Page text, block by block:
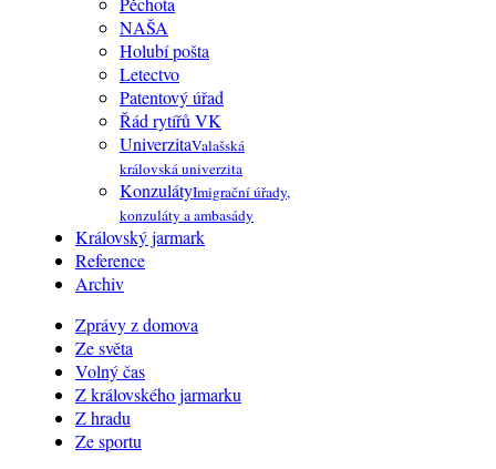
NAŠA
Holubí pošta
Letectvo
Patentový úřad
Řád rytířů VK
UniverzitaValašská
královská univerzita
KonzulátyImigrační úřady,
konzuláty a ambasády
Královský jarmark
Reference
Archiv
Zprávy z domova
Ze světa
Volný čas
Z královského jarmarku
Z hradu
Ze sportu